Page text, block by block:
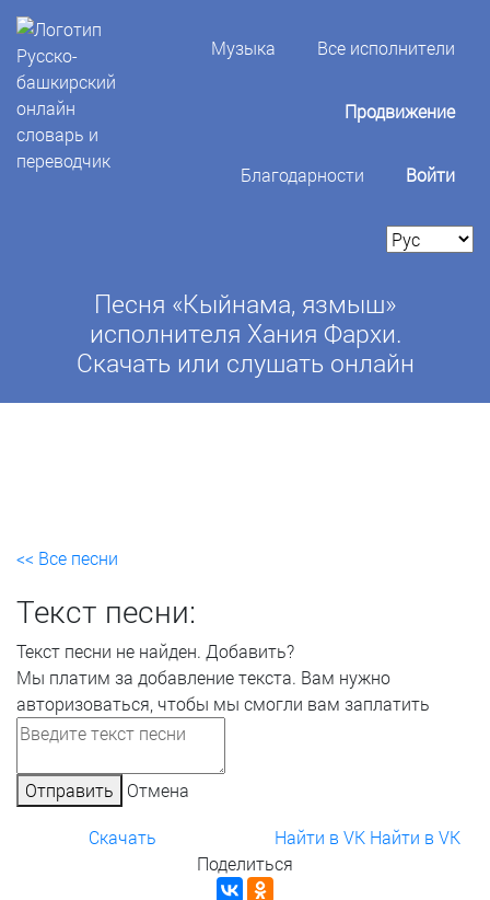
Музыка Все исполнители
Продвижение
Благодарности Войти
Песня «Кыйнама, язмыш»
исполнителя Хания Фархи.
Скачать или слушать онлайн
<< Все песни
Текст песни:
Текст песни не найден. Добавить?
Мы платим за добавление текста. Вам нужно
авторизоваться, чтобы мы смогли вам заплатить
Отправить Отмена
Скачать Найти в VK Найти в VK
Поделиться